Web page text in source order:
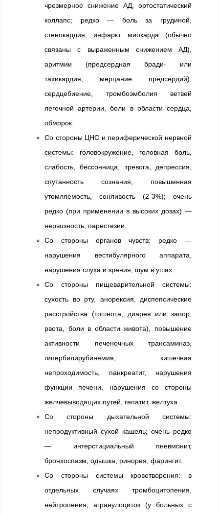
чрезмерное снижение АД, ортостатический
коллапс; редко — боль за грудиной,
стенокардия, инфаркт миокарда (обычно
связаны с выраженным снижением АД),
аритмии (предсердная бради- или
тахикардия, мерцание предсердий),
сердцебиение, тромбоэмболия ветвей
легочной артерии, боли в области сердца,
обморок.
Со стороны ЦНС и периферической нервной
системы: головокружение, головная боль,
слабость, бессонница, тревога, депрессия,
спутанность сознания, повышенная
утомляемость, сонливость (2-3%); очень
редко (при применении в высоких дозах) —
нервозность, парестезии.
Со стороны органов чувств: редко —
нарушения вестибулярного аппарата,
нарушения слуха и зрения, шум в ушах.
Со стороны пищеварительной системы:
сухость во рту, анорексия, диспепсические
расстройства (тошнота, диарея или запор,
рвота, боли в области живота), повышение
активности печеночных трансаминаз,
гипербилирубинемия, кишечная
непроходимость, панкреатит, нарушения
функции печени, нарушения со стороны
желчевыводящих путей, гепатит, желтуха.
Со стороны дыхательной системы:
непродуктивный сухой кашель; очень редко
— интерстициальный пневмонит,
бронхоспазм, одышка, ринорея, фарингит.
Со стороны системы кроветворения: в
отдельных случаях тромбоцитопения,
нейтропения, агранулоцитоз (у больных с